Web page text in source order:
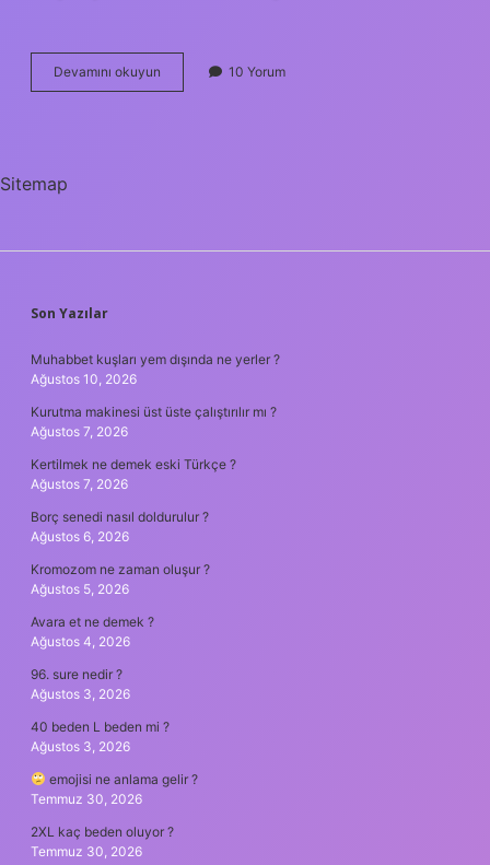
Devamını okuyun Sebzeleri
Nasıl
10 Yorum
Sitemap
SIDEBAR
Son Yazılar
Muhabbet kuşları yem dışında ne yerler ?
Ağustos 10, 2026
Kurutma makinesi üst üste çalıştırılır mı ?
Ağustos 7, 2026
Kertilmek ne demek eski Türkçe ?
Ağustos 7, 2026
Borç senedi nasıl doldurulur ?
Ağustos 6, 2026
Kromozom ne zaman oluşur ?
Ağustos 5, 2026
Avara et ne demek ?
Ağustos 4, 2026
96. sure nedir ?
Ağustos 3, 2026
40 beden L beden mi ?
Ağustos 3, 2026
emojisi ne anlama gelir ?
Temmuz 30, 2026
2XL kaç beden oluyor ?
Temmuz 30, 2026